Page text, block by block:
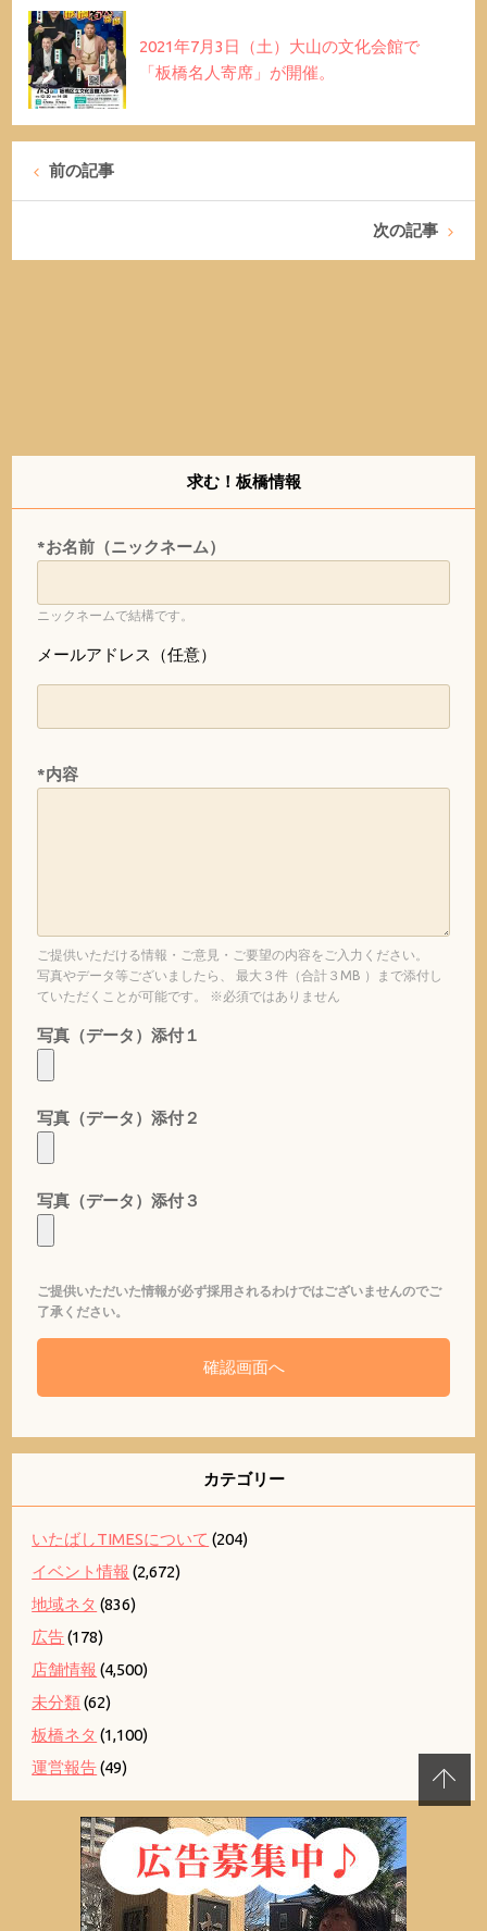
2021年7月3日（土）大山の文化会館で
「板橋名人寄席」が開催。
前の記事
次の記事
求む！板橋情報
*お名前（ニックネーム）
ニックネームで結構です。
メールアドレス（任意）
*内容
ご提供いただける情報・ご意見・ご要望の内容をご入力ください。
写真やデータ等ございましたら、 最大３件（合計３MB ）まで添付し
ていただくことが可能です。 ※必須ではありません
写真（データ）添付１
写真（データ）添付２
写真（データ）添付３
ご提供いただいた情報が必ず採用されるわけではございませんのでご
了承ください。
カテゴリー
いたばしTIMESについて (204)
イベント情報 (2,672)
地域ネタ (836)
広告(178)
店舗情報 (4,500)
未分類(62)
板橋ネタ (1,100)
運営報告(49)